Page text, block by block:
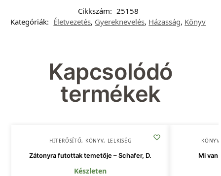
Cikkszám: 25158
Kategóriák: Életvezetés, Gyereknevelés, Házasság, Könyv
Kapcsolódó
termékek
HITERŐSÍTŐ, KÖNYV, LELKISÉG
Zátonyra futottak temetője – Schafer, D.
Készleten
KÖNYV
Mi van